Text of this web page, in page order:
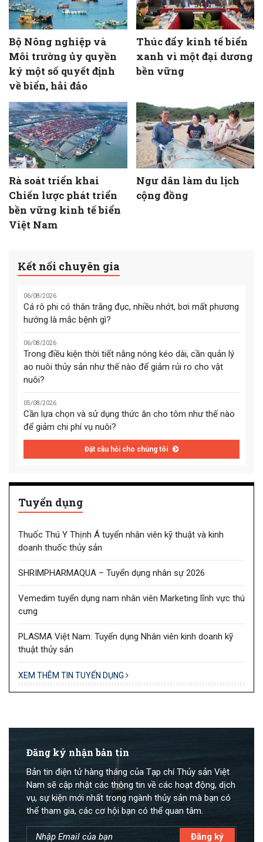
Bộ Nông nghiệp và
Môi trường ủy quyền
ký một số quyết định
về biển, hải đảo
Thúc đẩy kinh tế biển
xanh vì một đại dương
bền vững
Rà soát triển khai
Chiến lược phát triển
bền vững kinh tế biển
Việt Nam
Ngư dân làm du lịch
cộng đồng
Kết nối chuyên gia
06/08/2026
Cá rô phi có thân trắng đục, nhiều nhớt, bơi mất phương
hướng là mắc bệnh gì?
06/08/2026
Trong điều kiện thời tiết nắng nóng kéo dài, cần quản lý
ao nuôi thủy sản như thế nào để giảm rủi ro cho vật
nuôi?
05/08/2026
Cần lựa chọn và sử dụng thức ăn cho tôm như thế nào
để giảm chi phí vụ nuôi?
Đặt câu hỏi cho chúng tôi
Tuyển dụng
Thuốc Thú Y Thịnh Á tuyển nhân viên kỹ thuật và kinh
doanh thuốc thủy sản
SHRIMPHARMAQUA – Tuyển dụng nhân sự 2026
Vemedim tuyển dụng nam nhân viên Marketing lĩnh vực thú
cưng
PLASMA Việt Nam: Tuyển dụng Nhân viên kinh doanh kỹ
thuật thủy sản
XEM THÊM TIN TUYỂN DỤNG
Đăng ký nhận bản tin
Bản tin điện tử hàng tháng của Tạp chí Thủy sản Việt
Nam sẽ cập nhật các thông tin về các hoạt động, dịch
vụ, sự kiện mới nhất trong ngành thủy sản mà bạn có
thể tham gia, các cơ hội bạn có thể quan tâm.